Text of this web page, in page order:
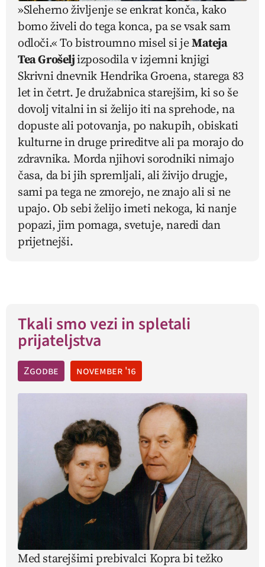
»Sleherno življenje se enkrat konča, kako
bomo živeli do tega konca, pa se vsak sam
odloči.«To bistroumno misel si jeMateja
Tea Grošeljizposodila v izjemni knjigi
Skrivni dnevnik Hendrika Groena, starega 83
let in četrt. Je družabnica starejšim, ki so še
dovolj vitalni in si želijo iti na sprehode, na
dopuste ali potovanja, po nakupih, obiskati
kulturne in druge prireditve ali pa morajo do
zdravnika. Morda njihovi sorodniki nimajo
časa, da bi jih spremljali, ali živijo drugje,
sami pa tega ne zmorejo, ne znajo ali si ne
upajo. Ob sebi želijo imeti nekoga, ki nanje
popazi, jim pomaga, svetuje, naredi dan
prijetnejši.
Tkali smo vezi in spletali
prijateljstva
Zgodbe november '16
Med starejšimi prebivalci Kopra bi težko